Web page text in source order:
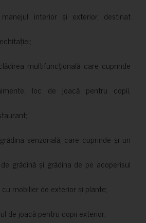
interior și exterior, destinat
multifuncțională care cuprinde
loc de joacă pentru copii,
senzorială, care cuprinde și un
grădină și grădina de pe acoperisul
mobilier de exterior și plante;
de joacă pentru copii exterior;